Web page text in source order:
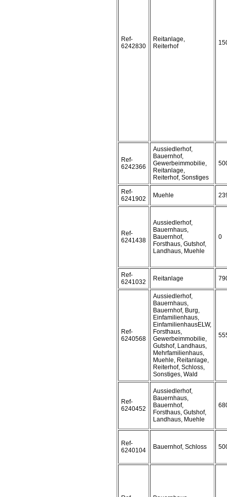
Ref-
6242830
Reitanlage,
Reiterhof
Ref-
6242366
Aussiedlerhof,
Bauernhof,
Gewerbeimmobilie,
Reitanlage,
Reiterhof, Sonstiges
Ref-
6241902
Muehle
Ref-
6241438
Aussiedlerhof,
Bauernhaus,
Bauernhof,
Forsthaus, Gutshof,
Landhaus, Muehle
0
Ref-
6241032
Reitanlage
Ref-
6240568
Aussiedlerhof,
Bauernhaus,
Bauernhof, Burg,
Einfamilienhaus,
EinfamilienhausELW,
Forsthaus,
Gewerbeimmobilie,
Gutshof, Landhaus,
Mehrfamilienhaus,
Muehle, Reitanlage,
Reiterhof, Schloss,
Sonstiges, Wald
Ref-
6240452
Aussiedlerhof,
Bauernhaus,
Bauernhof,
Forsthaus, Gutshof,
Landhaus, Muehle
Ref-
6240104
Bauernhof, Schloss